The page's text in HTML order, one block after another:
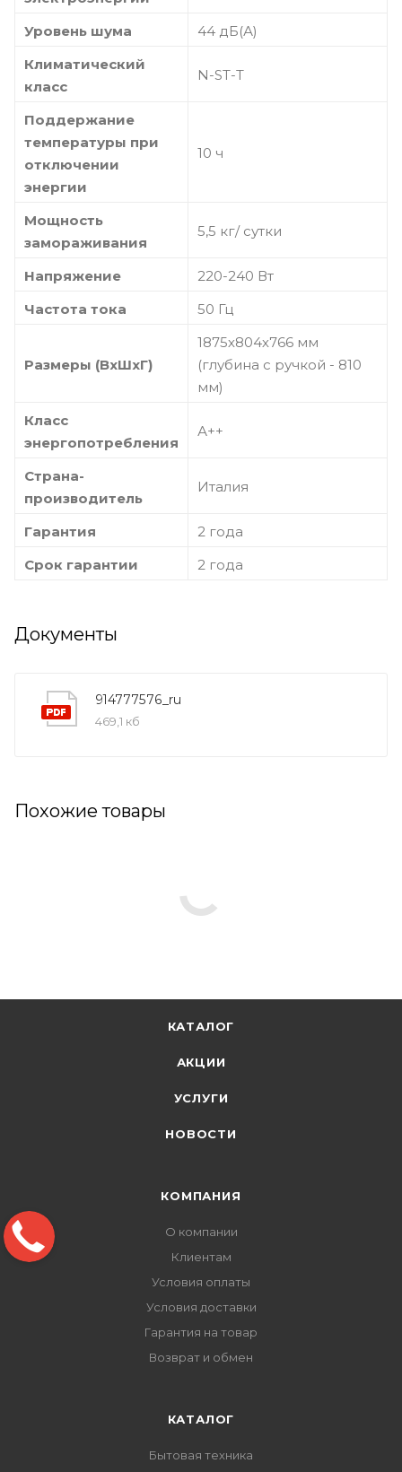
Уровень шума
44 дБ(А)
Климатический
класс
N-ST-T
Поддержание
температуры при
отключении
энергии
10 ч
Мощность
замораживания
5,5 кг/ сутки
Напряжение
220-240 Вт
Частота тока
50 Гц
Размеры (ВхШхГ)
1875х804х766 мм
(глубина с ручкой - 810
мм)
Класс
энергопотребления
А++
Страна-
производитель
Италия
Гарантия
2 года
Срок гарантии
2 года
Документы
914777576_ru
469,1 кб
Похожие товары
КАТАЛОГ
АКЦИИ
УСЛУГИ
НОВОСТИ
КОМПАНИЯ
О компании
Клиентам
Условия оплаты
Условия доставки
Гарантия на товар
Возврат и обмен
КАТАЛОГ
Бытовая техника